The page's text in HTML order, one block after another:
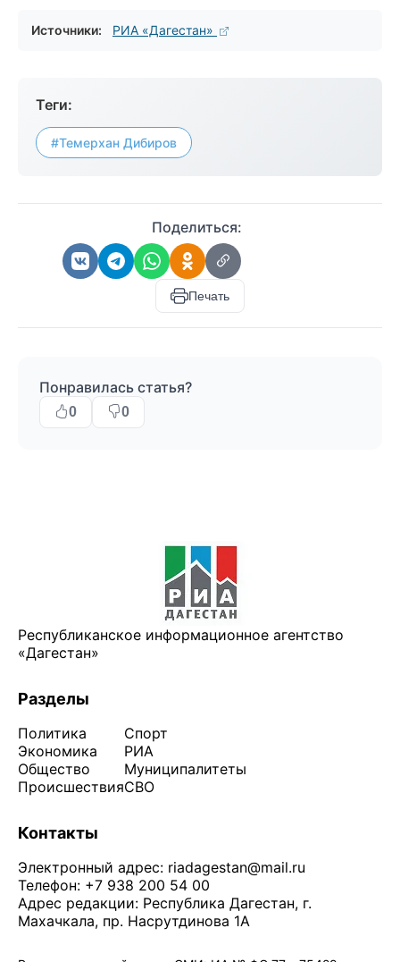
Источники: РИА «Дагестан»
Теги:
#Темерхан Дибиров
Поделиться:
Печать
Понравилась статья?
0 0
Республиканское информационное агентство
«Дагестан»
Разделы
Политика
Экономика
Общество
Происшествия
Спорт
РИА
Муниципалитеты
СВО
Контакты
Электронный адрес: riadagestan@mail.ru
Телефон: +7 938 200 54 00
Адрес редакции: Республика Дагестан, г.
Махачкала, пр. Насрутдинова 1А